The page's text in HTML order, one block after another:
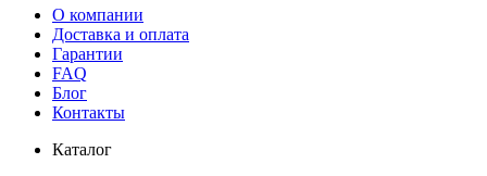
О компании
Доставка и оплата
Гарантии
FAQ
Блог
Контакты
Каталог